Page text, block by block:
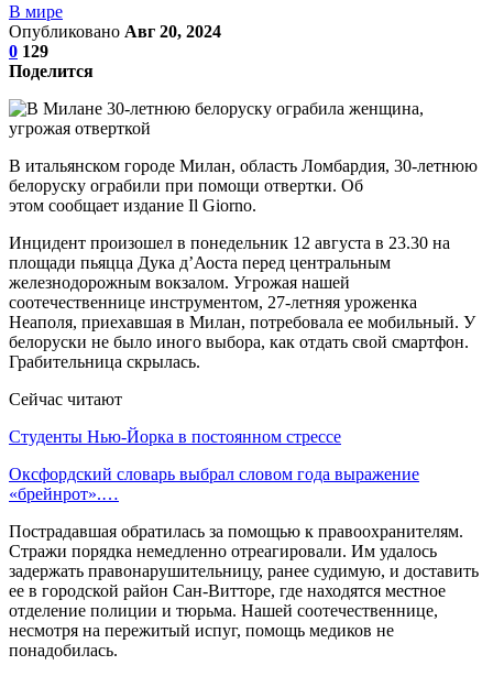
В мире
Опубликовано Авг 20, 2024
0 129
Поделится
В итальянском городе Милан, область Ломбардия, 30-летнюю
белоруску ограбили при помощи отвертки. Об
этом сообщает издание Il Giorno.
Инцидент произошел в понедельник 12 августа в 23.30 на
площади пьяцца Дука д’Аоста перед центральным
железнодорожным вокзалом. Угрожая нашей
соотечественнице инструментом, 27-летняя уроженка
Неаполя, приехавшая в Милан, потребовала ее мобильный. У
белоруски не было иного выбора, как отдать свой смартфон.
Грабительница скрылась.
Сейчас читают
Студенты Нью-Йорка в постоянном стрессе
Оксфордский словарь выбрал словом года выражение
«брейнрот».…
Пострадавшая обратилась за помощью к правоохранителям.
Стражи порядка немедленно отреагировали. Им удалось
задержать правонарушительницу, ранее судимую, и доставить
ее в городской район Сан-Витторе, где находятся местное
отделение полиции и тюрьма. Нашей соотечественнице,
несмотря на пережитый испуг, помощь медиков не
понадобилась.